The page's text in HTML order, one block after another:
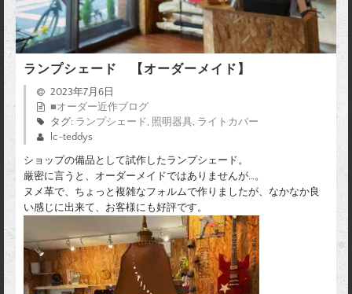
ランプシェード 【オーダーメイド】
2023年7月6日
■オーダー近作ブログ
タグ: ランプシェード , 照明器具, ライトカバー
lc-teddys
ショップの備品として試作したランプシェード。
厳密に言うと、オーダーメイドではありませんが…。
ヌメ革で、ちょっと複雑なフォルムで作りましたが、なかなか良
い感じに出来て、お客様にも好評です。